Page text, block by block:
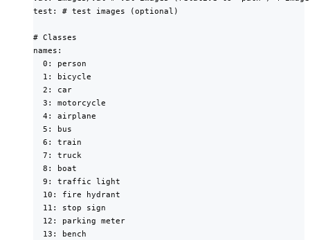
test: # test images (optional)
# Classes
names:
  0: person
  1: bicycle
  2: car
  3: motorcycle
  4: airplane
  5: bus
  6: train
  7: truck
  8: boat
  9: traffic light
  10: fire hydrant
  11: stop sign
  12: parking meter
  13: bench